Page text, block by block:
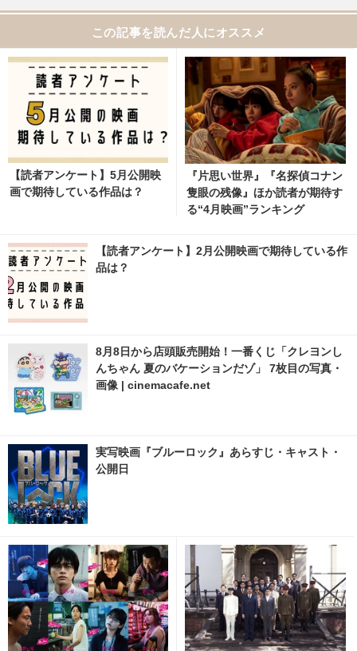
この記事を読んだ人にオススメ
【読者アンケート】5月公開映
画で期待している作品は？
『片思い世界』『名探偵コナン
隻眼の残像』ほか読者が期待す
る“4月映画”ランキング
【読者アンケート】2月公開映画で期待している作
品は？
8月8日から店頭販売開始！一番くじ「クレヨンし
んちゃん 夏のバケーションだゾ」 7枚目の写真・
画像 | cinemacafe.net
実写映画『ブルーロック』あらすじ・キャスト・
公開日